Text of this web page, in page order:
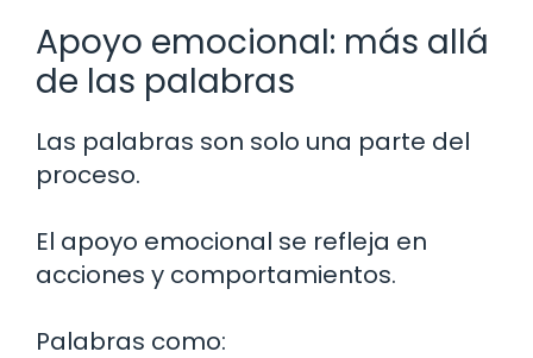
Apoyo emocional: más allá
de las palabras
Las palabras son solo una parte del
proceso.
El apoyo emocional se refleja en
acciones y comportamientos.
Palabras como: